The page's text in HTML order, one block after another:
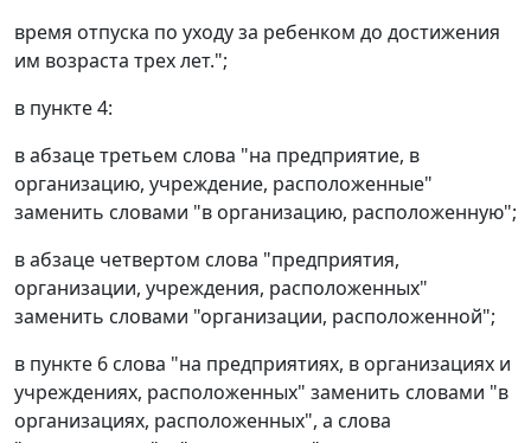
время отпуска по уходу за ребенком до достижения
им возраста трех лет.";
в пункте 4:
в абзаце третьем слова "на предприятие, в
организацию, учреждение, расположенные"
заменить словами "в организацию, расположенную";
в абзаце четвертом слова "предприятия,
организации, учреждения, расположенных"
заменить словами "организации, расположенной";
в пункте 6 слова "на предприятиях, в организациях и
учреждениях, расположенных" заменить словами "в
организациях, расположенных", а слова